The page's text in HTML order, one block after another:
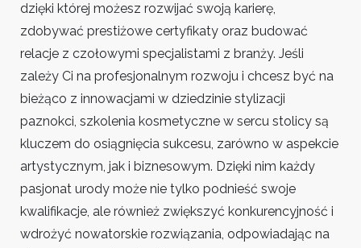
dzięki której możesz rozwijać swoją karierę,
zdobywać prestiżowe certyfikaty oraz budować
relacje z czołowymi specjalistami z branży. Jeśli
zależy Ci na profesjonalnym rozwoju i chcesz być na
bieżąco z innowacjami w dziedzinie stylizacji
paznokci, szkolenia kosmetyczne w sercu stolicy są
kluczem do osiągnięcia sukcesu, zarówno w aspekcie
artystycznym, jak i biznesowym. Dzięki nim każdy
pasjonat urody może nie tylko podnieść swoje
kwalifikacje, ale również zwiększyć konkurencyjność i
wdrożyć nowatorskie rozwiązania, odpowiadając na